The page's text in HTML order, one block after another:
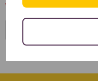
Voltar em breve